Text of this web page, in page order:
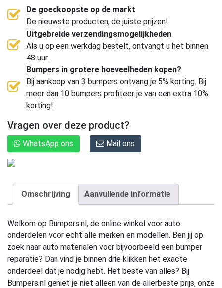
De goedkoopste op de markt
De nieuwste producten, de juiste prijzen!
Uitgebreide verzendingsmogelijkheden
Als u op een werkdag bestelt, ontvangt u het binnen
48 uur.
Bumpers in grotere hoeveelheden kopen?
Bij aankoop van 3 bumpers ontvang je 5% korting. Bij
meer dan 10 bumpers profiteer je van een extra 10%
korting!
Vragen over deze product?
WhatsApp ons Mail ons
Omschrijving Aanvullende informatie
Welkom op Bumpers.nl, de online winkel voor auto
onderdelen voor echt alle merken en modellen. Ben jij op
zoek naar auto materialen voor bijvoorbeeld een bumper
reparatie? Dan vind je binnen drie klikken het exacte
onderdeel dat je nodig hebt. Het beste van alles? Bij
Bumpers.nl geniet je niet alleen van de allerbeste prijs, onze